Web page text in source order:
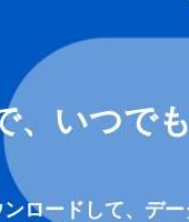
、いつで
ロードして、デ
たは登録